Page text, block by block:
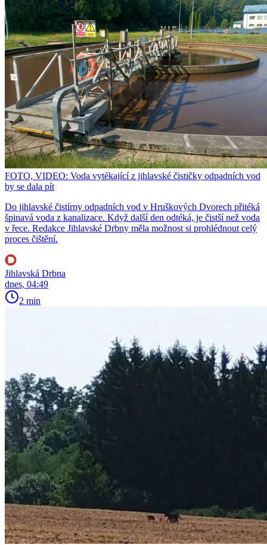
FOTO, VIDEO: Voda vytékající z jihlavské čističky odpadních vod
by se dala pít
Do jihlavské čistírny odpadních vod v Hruškových Dvorech přitéká
špinavá voda z kanalizace. Když další den odtéká, je čistší než voda
v řece. Redakce Jihlavské Drbny měla možnost si prohlédnout celý
proces čištění.
Jihlavská Drbna
dnes, 04:49
2 min